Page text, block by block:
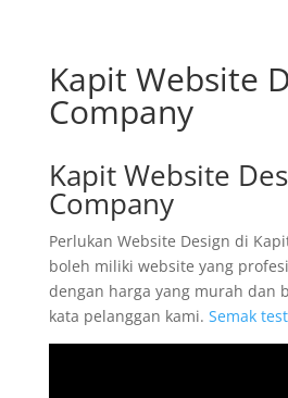
Kapit Website
Company
Kapit Website
Company
Perlukan Website Design di
boleh miliki website yang
dengan harga yang murah dan
kata pelanggan kami. Semak